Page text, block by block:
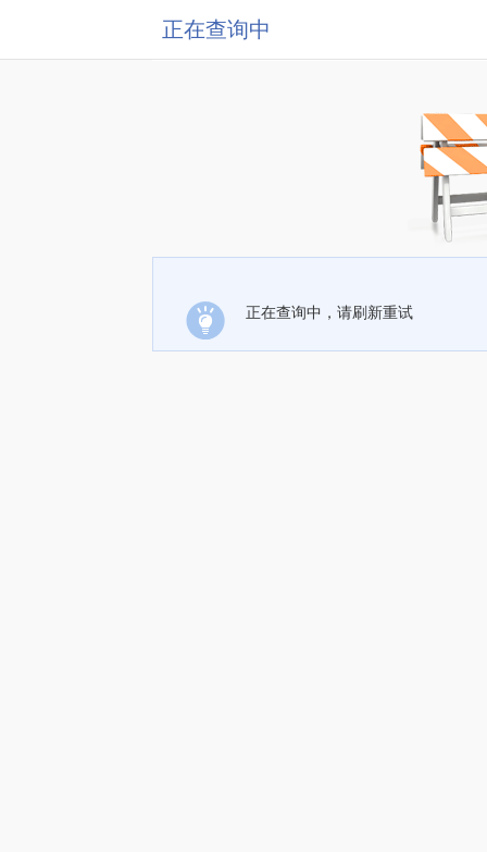
正在查询中
正在查询中，请刷新重试